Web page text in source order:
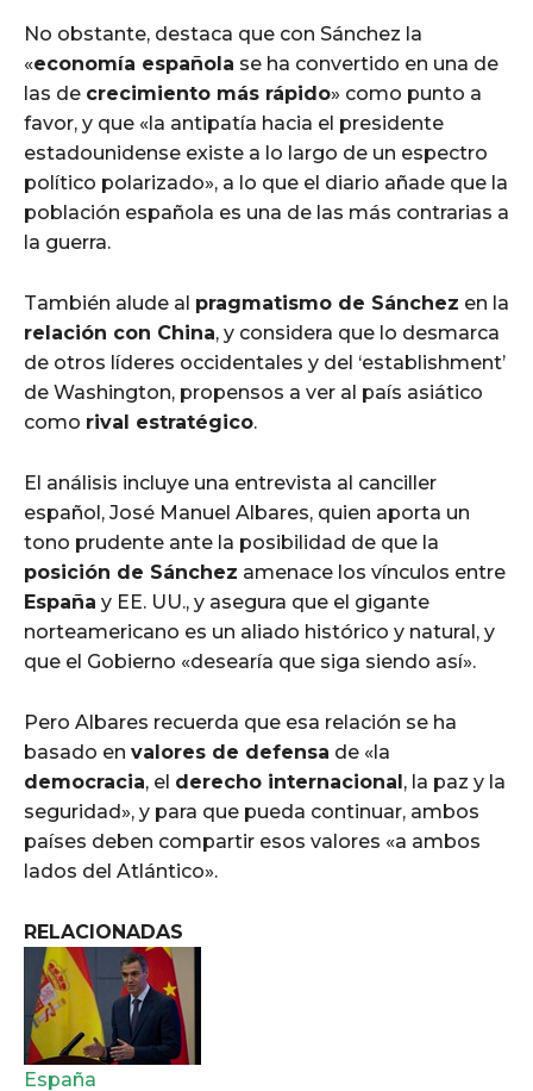
No obstante, destaca que con Sánchez la
«economía española se ha convertido en una de
las de crecimiento más rápido» como punto a
favor, y que «la antipatía hacia el presidente
estadounidense existe a lo largo de un espectro
político polarizado», a lo que el diario añade que la
población española es una de las más contrarias a
la guerra.
También alude al pragmatismo de Sánchez en la
relación con China, y considera que lo desmarca
de otros líderes occidentales y del ‘establishment’
de Washington, propensos a ver al país asiático
como rival estratégico.
El análisis incluye una entrevista al canciller
español, José Manuel Albares, quien aporta un
tono prudente ante la posibilidad de que la
posición de Sánchez amenace los vínculos entre
España y EE. UU., y asegura que el gigante
norteamericano es un aliado histórico y natural, y
que el Gobierno «desearía que siga siendo así».
Pero Albares recuerda que esa relación se ha
basado en valores de defensa de «la
democracia, el derecho internacional, la paz y la
seguridad», y para que pueda continuar, ambos
países deben compartir esos valores «a ambos
lados del Atlántico».
RELACIONADAS
España